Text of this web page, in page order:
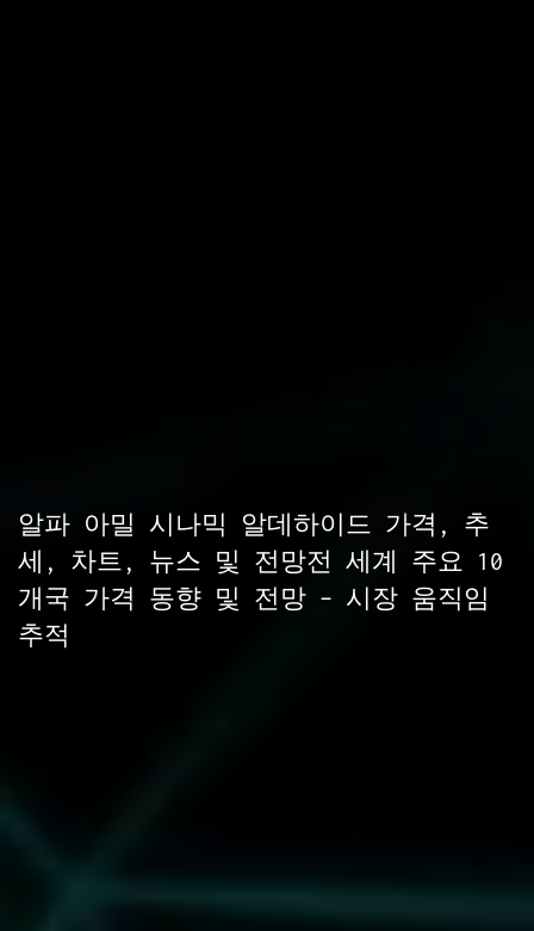
알파 아밀 시나믹 알데하이드 가격, 추
세, 차트, 뉴스 및 전망전 세계 주요 10
개국 가격 동향 및 전망 – 시장 움직임
추적